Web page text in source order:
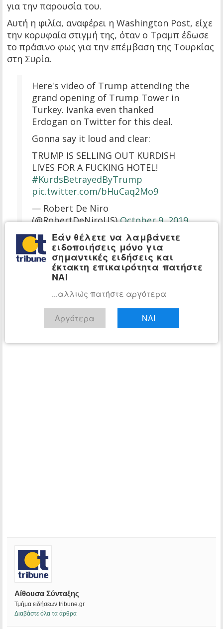
για την παρουσία του.
Αυτή η φιλία, αναφέρει η Washington Post, είχε
την κορυφαία στιγμή της, όταν ο Τραμπ έδωσε
το πράσινο φως για την επέμβαση της Τουρκίας
στη Συρία.
Here's video of Trump attending the
grand opening of Trump Tower in
Turkey. Ivanka even thanked
Erdogan on Twitter for this deal.
Gonna say it loud and clear:
TRUMP IS SELLING OUT KURDISH
LIVES FOR A FUCKING HOTEL!
#KurdsBetrayedByTrump
pic.twitter.com/bHuCaq2Mo9
— Robert De Niro
(@RobertDeNiroUS)October 9, 2019
Αίθουσα Σύνταξης
Τμήμα ειδήσεων tribune.gr
Διαβάστε όλα τα άρθρα
Εάν θέλετε να λαμβάνετε
ειδοποιήσεις μόνο για
σημαντικές ειδήσεις και
έκτακτη επικαιρότητα πατήστε
ΝΑΙ
...αλλιώς πατήστε αργότερα
Αργότερα ΝΑΙ